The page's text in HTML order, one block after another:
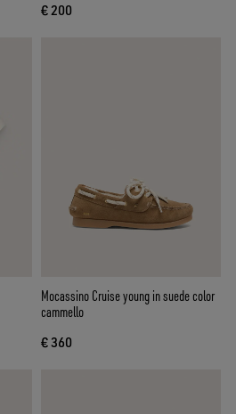
€ 200
Mocassino Cruise young in suede color
cammello
€ 360